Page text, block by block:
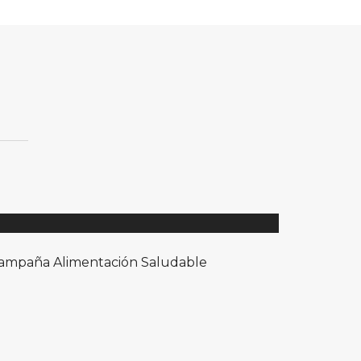
Alimentación Saludable